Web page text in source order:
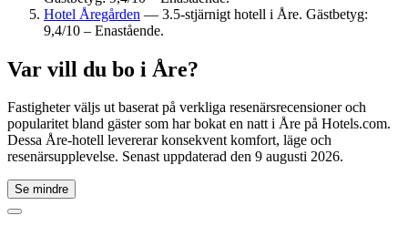
Hotel Åregården — 3.5-stjärnigt hotell i Åre. Gästbetyg:
9,4/10 – Enastående.
Var vill du bo i Åre?
Fastigheter väljs ut baserat på verkliga resenärsrecensioner och
popularitet bland gäster som har bokat en natt i Åre på Hotels.com.
Dessa Åre-hotell levererar konsekvent komfort, läge och
resenärsupplevelse. Senast uppdaterad den 9 augusti 2026.
Se mindre